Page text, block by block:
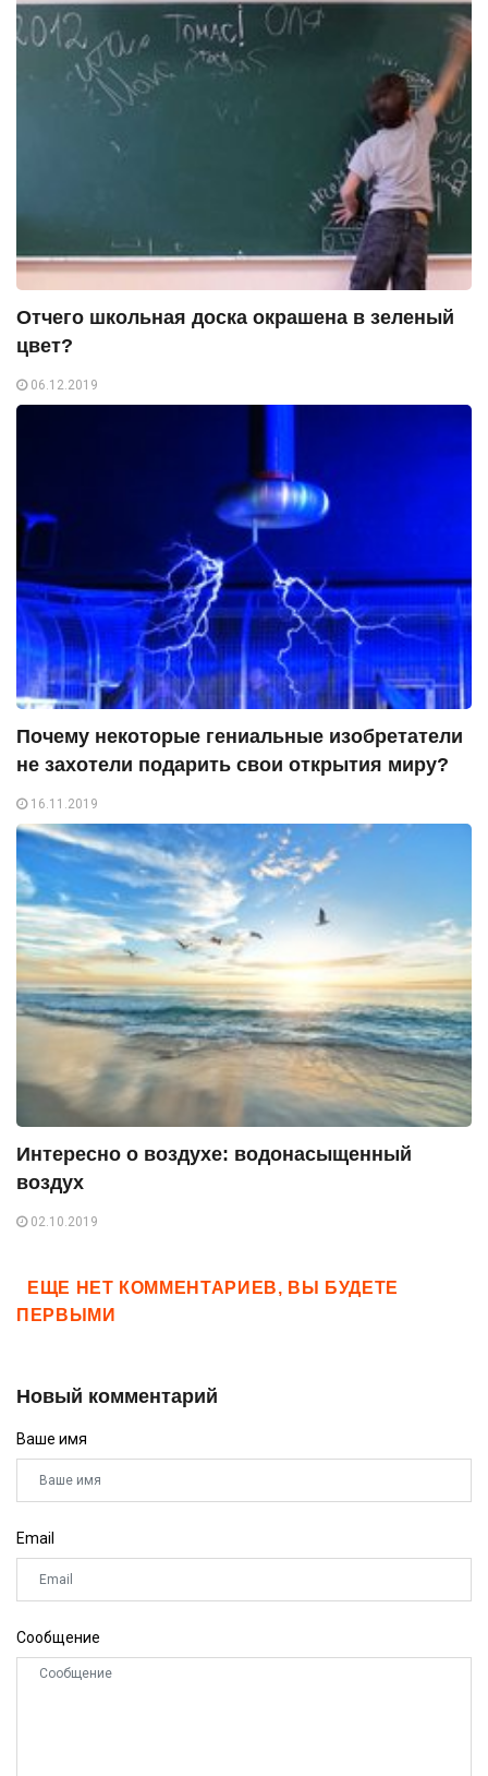
Отчего школьная доска окрашена в зеленый
цвет?
06.12.2019
Почему некоторые гениальные изобретатели
не захотели подарить свои открытия миру?
16.11.2019
Интересно о воздухе: водонасыщенный
воздух
02.10.2019
ЕЩЕ НЕТ КОММЕНТАРИЕВ, ВЫ БУДЕТЕ
ПЕРВЫМИ
Новый комментарий
Ваше имя
Email
Сообщение